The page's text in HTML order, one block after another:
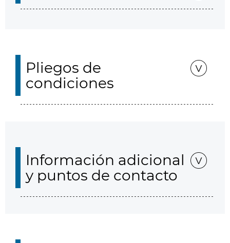
Pliegos de
condiciones
Información adicional
y puntos de contacto